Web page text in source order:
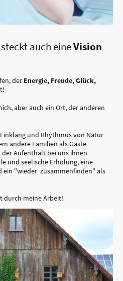
auch eineVision
der Energie, Freude, Glück,
aber auch ein Ort, der anderen
und Rhythmus von Natur
andere Familien als Gäste
Aufenthalt bei uns ihnen
und seelische Erholung, eine
ein "wieder zusammenfinden" als
durch meine Arbeit!